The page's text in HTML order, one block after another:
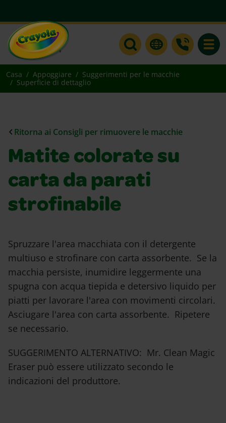
Casa Appoggiare
Suggerimenti per le macchie
Superficie di dettaglio
Ritorna ai Consigli per rimuovere le macchie
Matite colorate su
carta da parati
strofinabile
Spruzzare l'area macchiata con il detergente
multiuso e strofinare con carta assorbente. Se la
macchia persiste, inumidire leggermente una
spugna con acqua tiepida e detersivo liquido per
piatti per lavorare l'area con movimenti circolari.
Asciugare l'area con carta assorbente. Ripetere
se necessario.
SUGGERIMENTO ALTERNATIVO: Mr. Clean Magic
Eraser può essere utilizzato secondo le
indicazioni del produttore.